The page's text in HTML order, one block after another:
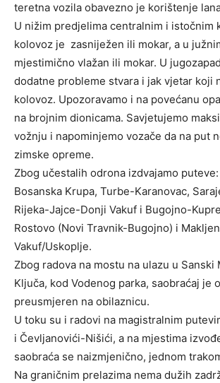
teretna vozila obavezno je korištenje
U nižim predjelima centralnim i istočnim
kolovoz je zasniježen ili mokar, a u
mjestimično vlažan ili mokar. U
dodatne probleme stvara i jak vjetar koji
kolovoz. Upozoravamo i na povećanu
na brojnim dionicama. Savjetujemo
vožnju i napominjemo vozače da na put
zimske opreme.
Zbog učestalih odrona izdvajamo
Bosanska Krupa, Turbe-Karanovac,
Rijeka-Jajce-Donji Vakuf i Bugojno-
Rostovo (Novi Travnik-Bugojno) i
Vakuf/Uskoplje.
Zbog radova na mostu na ulazu u Sanski
Ključa, kod Vodenog parka, saobraćaj je
preusmjeren na obilaznicu.
U toku su i radovi na magistralnim
i Čevljanovići-Nišići, a na mjestima
saobraća se naizmjenično, jednom
Na graničnim prelazima nema dužih